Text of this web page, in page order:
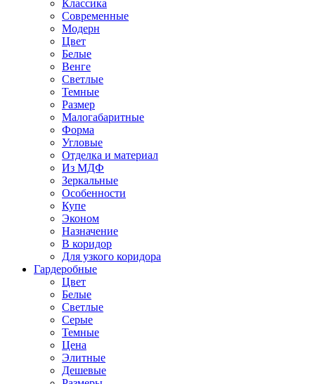
Классика
Современные
Модерн
Цвет
Белые
Венге
Светлые
Темные
Размер
Малогабаритные
Форма
Угловые
Отделка и материал
Из МДФ
Зеркальные
Особенности
Купе
Эконом
Назначение
В коридор
Для узкого коридора
Гардеробные
Цвет
Белые
Светлые
Серые
Темные
Цена
Элитные
Дешевые